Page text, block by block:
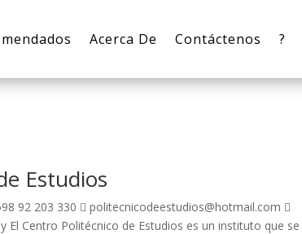
Acerca De Contáctenos ?
Estudios
92 203 330  politecnicodeestudios@hotmail.com 
El Centro Politécnico de Estudios es un instituto que